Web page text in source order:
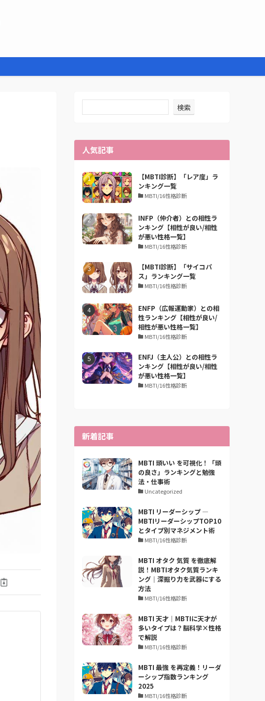
検索
人気記事
【MBTI診断】「レア度」ラ
ンキング一覧
MBTI/16性格診断
INFP（仲介者）との相性ラ
ンキング【相性が良い/相性
が悪い性格一覧】
MBTI/16性格診断
【MBTI診断】「サイコパ
ス」ランキング一覧
MBTI/16性格診断
ENFP（広報運動家）との相
性ランキング【相性が良い/
相性が悪い性格一覧】
MBTI/16性格診断
ENFJ（主人公）との相性ラ
ンキング【相性が良い/相性
が悪い性格一覧】
MBTI/16性格診断
新着記事
MBTI 頭いい を可視化！「頭
の良さ」ランキングと勉強
法・仕事術
Uncategorized
MBTI リーダーシップ —
MBTIリーダーシップTOP10
とタイプ別マネジメント術
MBTI/16性格診断
MBTI オタク 気質 を徹底解
説！MBTIオタク気質ランキ
ング｜深掘り力を武器にする
方法
MBTI/16性格診断
MBTI 天才｜MBTIに天才が
多いタイプは？脳科学×性格
で解説
MBTI/16性格診断
MBTI 最強 を再定義！リーダ
ーシップ指数ランキング
2025
MBTI/16性格診断